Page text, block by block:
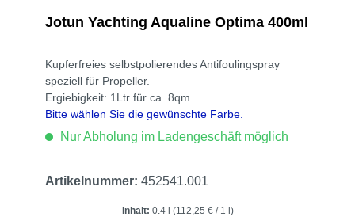
Jotun Yachting Aqualine Optima 400ml
Kupferfreies selbstpolierendes Antifoulingspray
speziell für Propeller.
Ergiebigkeit: 1Ltr für ca. 8qm
Bitte wählen Sie die gewünschte Farbe.
Nur Abholung im Ladengeschäft möglich
Artikelnummer: 452541.001
Inhalt: 0.4 l (112,25 € / 1 l)